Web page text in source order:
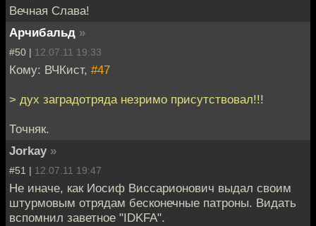
Вечная Слава!
Арчибальд »
#50 | 12.07.11 19:33
Кому: ВЧКист, #47
> дух заградотряда незримо присутствовал!!!
Точняк.
Jorkay »
#51 | 12.07.11 19:47
Не иначе, как Иосиф Виссарионович выдал своим
штурмовым отрядам бесконечные патроны. Видать
вспомнил заветное "IDKFA".